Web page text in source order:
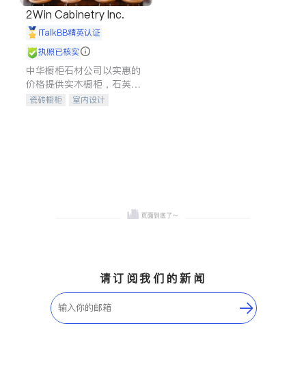
2Win Cabinetry Inc.
iTalkBB精英认证
执照已核实
中华橱柜石材公司以实惠的
价格提供实木橱柜，石英石
台面，多种优质不锈钢水
瓷砖橱柜
室内设计
请订阅我们的新闻